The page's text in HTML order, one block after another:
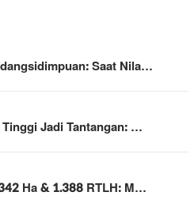
Saat Nila…
Jadi Tantangan: …
Ha & 1.388 RTLH: M…